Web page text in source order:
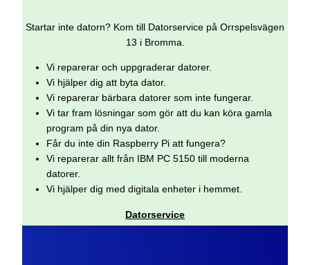
Startar inte datorn? Kom till Datorservice på Orrspelsvägen
13 i Bromma.
Vi reparerar och uppgraderar datorer.
Vi hjälper dig att byta dator.
Vi reparerar bärbara datorer som inte fungerar.
Vi tar fram lösningar som gör att du kan köra gamla
program på din nya dator.
Får du inte din Raspberry Pi att fungera?
Vi reparerar allt från IBM PC 5150 till moderna
datorer.
Vi hjälper dig med digitala enheter i hemmet.
Datorservice